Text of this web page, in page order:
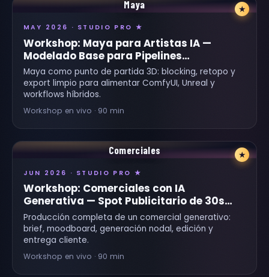
★
Maya
MAY 2026 · STUDIO PRO ★
Workshop: Maya para Artistas IA —
Modelado Base para Pipelines
Generativos
Maya como punto de partida 3D: blocking, retopo y
export limpio para alimentar ComfyUI, Unreal y
workflows híbridos.
Workshop en vivo · 90 min
★
Comerciales
JUN 2026 · STUDIO PRO ★
Workshop: Comerciales con IA
Generativa — Spot Publicitario de 30s
End-to-End
Producción completa de un comercial generativo:
brief, moodboard, generación nodal, edición y
entrega cliente.
Workshop en vivo · 90 min